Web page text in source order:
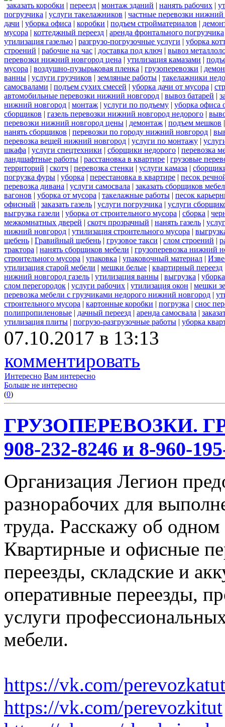
заказать коробки | переезд | монтаж зданий | нанять рабочих |
погрузчика | услуги такелажников | частные перевозки нижний
дачи | уборка офиса | коробки | подъем стройматериалов |
мусора | коттеджный переезд | аренда фронтального погрузчика
утилизация газелью | разгрузо-погрузочные услуги | уборка
строений | рабочие на час | доставка под ключ | вывоз
перевозки нижний новгород цена | утилизация камазами |
мусора | воздушно-пузырьковая пленка | грузоперевозки |
ванны | услуги грузчиков | земляные работы | такелажники
самосвалами | подъем сухих смесей | уборка дачи от мусора |
автомобильные перевозки нижний новгород | вывоз батарей |
нижний новгород | монтаж | услуги по подъему | уборка офиса
сборщиков | газель перевозки нижний новгород недорого |
перевозки нижний новгород цены | демонтаж | подъем мешков
нанять сборщиков | перевозки по городу нижний новгород |
перевозка вещей нижний новгород | услуги по монтажу |
шкафа | услуги спецтехники | сборщики недорого | перевозка
ландшафтные работы | расстановка в квартире | грузовые
территорий | скотч | перевозка стенки | услуги камаза |
погрузка фуры | уборка | перестановка в квартире | песок
перевозка дивана | услуги самосвала | заказать сборщиков
вагонов | уборка от мусора | такелажные работы | песок
офисный | заказать газель | услуги погрузчика | услуги
выгрузка газели | уборка от строительного мусора | сборка |
межкомнатных дверей | скотч прозрачный | нанять газель |
нижний новгород | утилизация строительного мусора |
щебень | Гравийный щебень | грузовое такси | слом строений |
трактора | нанять сборщиков мебели | грузоперевозка нижний
строительного мусора | упаковка | упаковочный материал |
утилизация старой мебели | мешки белые | квартирный переезд
нижний новгород газель | утилизация ванны | выгрузка |
слом перегородок | услуги рабочих | утилизация окон | мешки
перевозка мебели с грузчиками недорого нижний новгород |
строительного мусора | картонные коробки | погрузка | снос
полипропиленовые | дачный переезд | аренда самосвала |
утилизация плиты | погрузо-разгрузочные работы | уборка
07.10.2017 в 13:13
комментировать
Интересно Вам интересно
Больше не интересно
(0)
ГРУЗОПЕРЕВОЗКИ.
908-232-8246 и 8-960-
Организация Легион
разнорабочих для
труда. Расскажу об
Квартирные и офисные
переезды, складские и
оперативные переезды,
услуги
мебели.
https://vk.com/perevozkatut
https://vk.com/perevozkitut